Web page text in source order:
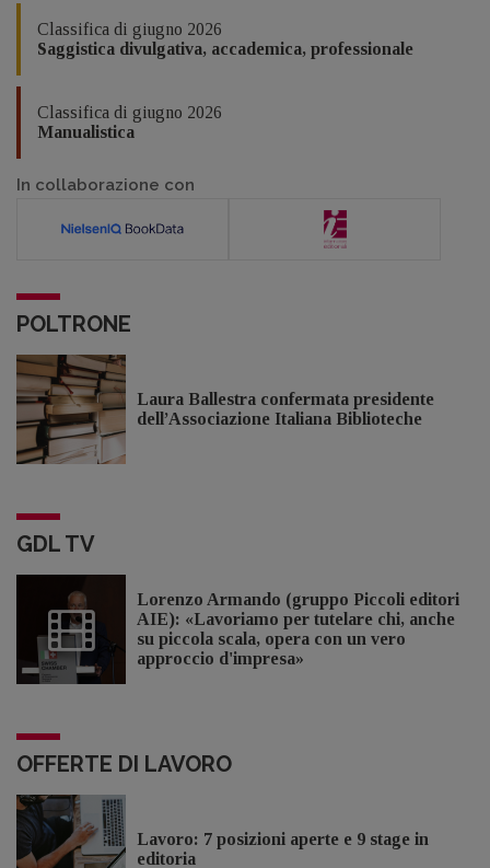
Classifica di giugno 2026
Saggistica divulgativa, accademica, professionale
Classifica di giugno 2026
Manualistica
In collaborazione con
POLTRONE
Laura Ballestra confermata presidente
dell’Associazione Italiana Biblioteche
GDL TV
Lorenzo Armando (gruppo Piccoli editori
AIE): «Lavoriamo per tutelare chi, anche
su piccola scala, opera con un vero
approccio d'impresa»
OFFERTE DI LAVORO
Lavoro: 7 posizioni aperte e 9 stage in
editoria